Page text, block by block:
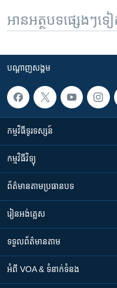
អានអត្ថបទផ្សេងៗទ
បណ្តាញ​សង្គម
កម្មវិធី​ទូរទស្សន៍
កម្មវិធី​វិទ្យុ
ព័ត៌មាន​តាមប្រធានបទ​
រៀន​​អង់គ្លេស
ទទួល​ព័ត៌មាន​តាម
អំពី​ VOA & ទំនាក់ទំនង